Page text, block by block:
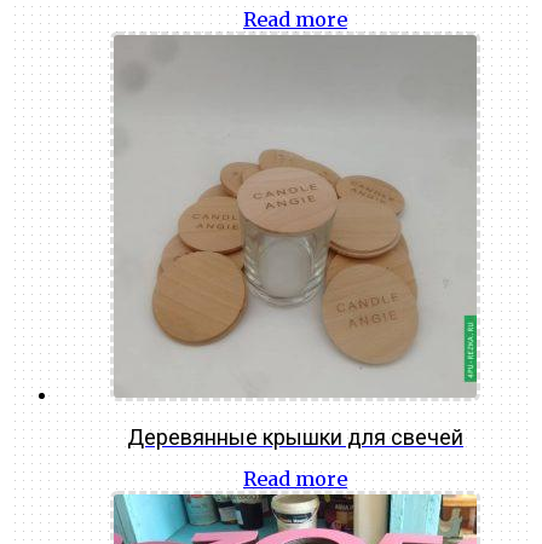
Read more
Деревянные крышки для свечей
Read more